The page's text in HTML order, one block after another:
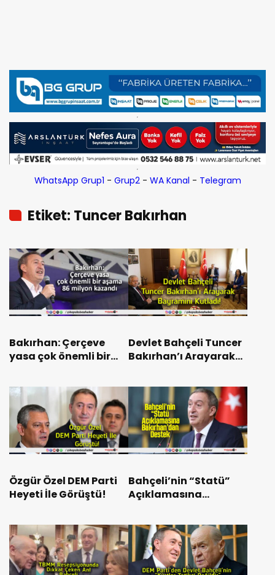
WhatsApp Grup1 - Grup2- WA Kanal - Telegram
Etiket: Tuncer Bakırhan
Bakırhan: Çerçeve
yasa çok önemli bir
kazandı
Devlet Bahçeli Tuncer
Bakırhan’ı Arayarak
Özgür Özel DEM Parti
Heyeti İle Görüştü!
Bahçeli’nin “Statü”
Açıklamasına